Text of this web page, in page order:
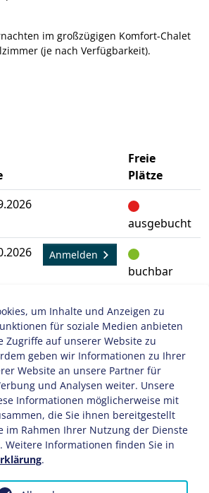
im großzügigen Komfort-Chalet
(je nach Verfügbarkeit).
Freie
Plätze
ausgebucht
Anmelden
buchbar
buchbar
um Inhalte und Anzeigen zu
für soziale Medien anbieten
Zugriffe auf unserer Website zu
geben wir Informationen zu Ihrer
Website an unsere Partner für
und Analysen weiter. Unsere
Informationen möglicherweise mit
die Sie ihnen bereitgestellt
im Rahmen Ihrer Nutzung der Dienste
Weitere Informationen finden Sie in
.